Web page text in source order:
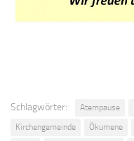
Schlagwörter: Atempause
Kirchengemeinde
Ökumene